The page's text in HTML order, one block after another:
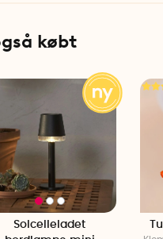
købt
Solcelleladet